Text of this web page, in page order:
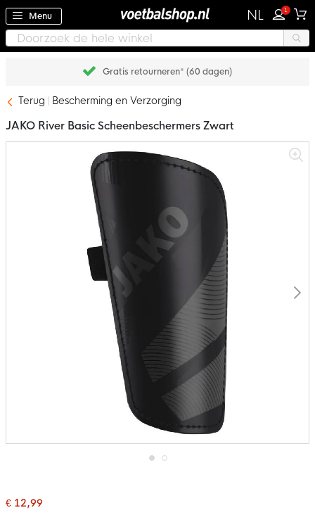
Menu NL 1
Gratis retourneren* (60 dagen)
Terug Bescherming en Verzorging
begin
JAKO River Basic Scheenbeschermers Zwart
€ 12,99